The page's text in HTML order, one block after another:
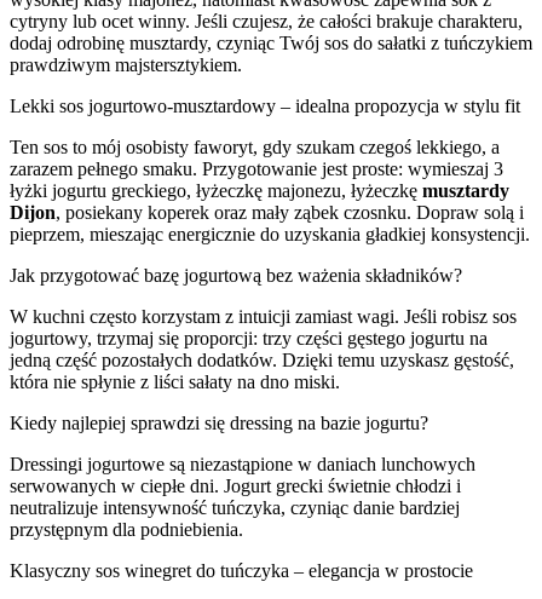
cytryny lub ocet winny. Jeśli czujesz, że całości brakuje charakteru,
dodaj odrobinę musztardy, czyniąc Twój sos do sałatki z tuńczykiem
prawdziwym majstersztykiem.
Lekki sos jogurtowo-musztardowy – idealna propozycja w stylu fit
Ten sos to mój osobisty faworyt, gdy szukam czegoś lekkiego, a
zarazem pełnego smaku. Przygotowanie jest proste: wymieszaj 3
łyżki jogurtu greckiego, łyżeczkę majonezu, łyżeczkę musztardy
Dijon, posiekany koperek oraz mały ząbek czosnku. Dopraw solą i
pieprzem, mieszając energicznie do uzyskania gładkiej konsystencji.
Jak przygotować bazę jogurtową bez ważenia składników?
W kuchni często korzystam z intuicji zamiast wagi. Jeśli robisz sos
jogurtowy, trzymaj się proporcji: trzy części gęstego jogurtu na
jedną część pozostałych dodatków. Dzięki temu uzyskasz gęstość,
która nie spłynie z liści sałaty na dno miski.
Kiedy najlepiej sprawdzi się dressing na bazie jogurtu?
Dressingi jogurtowe są niezastąpione w daniach lunchowych
serwowanych w ciepłe dni. Jogurt grecki świetnie chłodzi i
neutralizuje intensywność tuńczyka, czyniąc danie bardziej
przystępnym dla podniebienia.
Klasyczny sos winegret do tuńczyka – elegancja w prostocie